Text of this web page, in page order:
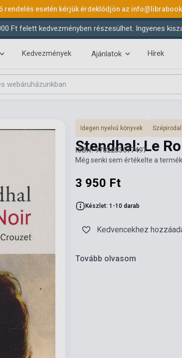
rendelés esetén kérjük érdeklődjön az
Ft felett kedvezményben részesülhet. Ingyenes
Kedvezmények Ajánlatok Hírek
Idegen nyelvű könyvek
Stendhal: Le
ISBN: 9782253077497
Még senki sem értékelte a
3 950 Ft
Készlet: 1-10 darab
Kedvencekhez
Tovább olvasom